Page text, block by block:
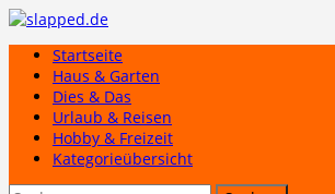
Zum
springenStartseite
Haus & Garten
Dies & Das
Urlaub & Reisen
Hobby & Freizeit
Kategorieübersicht